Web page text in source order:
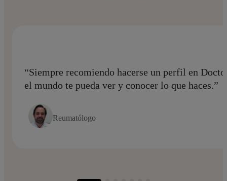
“Siempre recomiendo hacerse un perfil en
el mundo te pueda ver y conocer lo que haces.”
Reumatólogo